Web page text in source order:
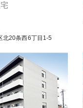
北20条西6丁目1-5